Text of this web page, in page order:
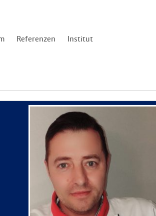
Referenzen
Institut